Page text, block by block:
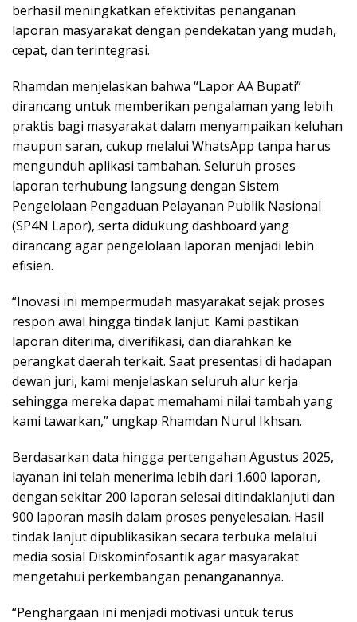
berhasil meningkatkan efektivitas penanganan
laporan masyarakat dengan pendekatan yang mudah,
cepat, dan terintegrasi.
Rhamdan menjelaskan bahwa “Lapor AA Bupati”
dirancang untuk memberikan pengalaman yang lebih
praktis bagi masyarakat dalam menyampaikan keluhan
maupun saran, cukup melalui WhatsApp tanpa harus
mengunduh aplikasi tambahan. Seluruh proses
laporan terhubung langsung dengan Sistem
Pengelolaan Pengaduan Pelayanan Publik Nasional
(SP4N Lapor), serta didukung dashboard yang
dirancang agar pengelolaan laporan menjadi lebih
efisien.
“Inovasi ini mempermudah masyarakat sejak proses
respon awal hingga tindak lanjut. Kami pastikan
laporan diterima, diverifikasi, dan diarahkan ke
perangkat daerah terkait. Saat presentasi di hadapan
dewan juri, kami menjelaskan seluruh alur kerja
sehingga mereka dapat memahami nilai tambah yang
kami tawarkan,” ungkap Rhamdan Nurul Ikhsan.
Berdasarkan data hingga pertengahan Agustus 2025,
layanan ini telah menerima lebih dari 1.600 laporan,
dengan sekitar 200 laporan selesai ditindaklanjuti dan
900 laporan masih dalam proses penyelesaian. Hasil
tindak lanjut dipublikasikan secara terbuka melalui
media sosial Diskominfosantik agar masyarakat
mengetahui perkembangan penanganannya.
“Penghargaan ini menjadi motivasi untuk terus